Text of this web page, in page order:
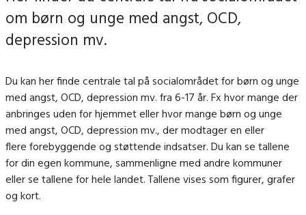
om børn og unge med angst, OCD,
depression mv.
Du kan her finde centrale tal på socialområdet for børn og unge
med angst, OCD, depression mv. fra 6-17 år. Fx hvor mange der
anbringes uden for hjemmet eller hvor mange børn og unge
med angst, OCD, depression mv., der modtager en eller
flere forebyggende og støttende indsatser. Du kan se tallene
for din egen kommune, sammenligne med andre kommuner
eller se tallene for hele landet. Tallene vises som figurer, grafer
og kort.